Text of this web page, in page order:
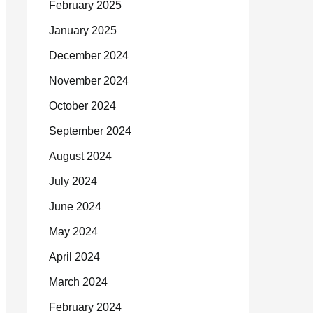
February 2025
January 2025
December 2024
November 2024
October 2024
September 2024
August 2024
July 2024
June 2024
May 2024
April 2024
March 2024
February 2024